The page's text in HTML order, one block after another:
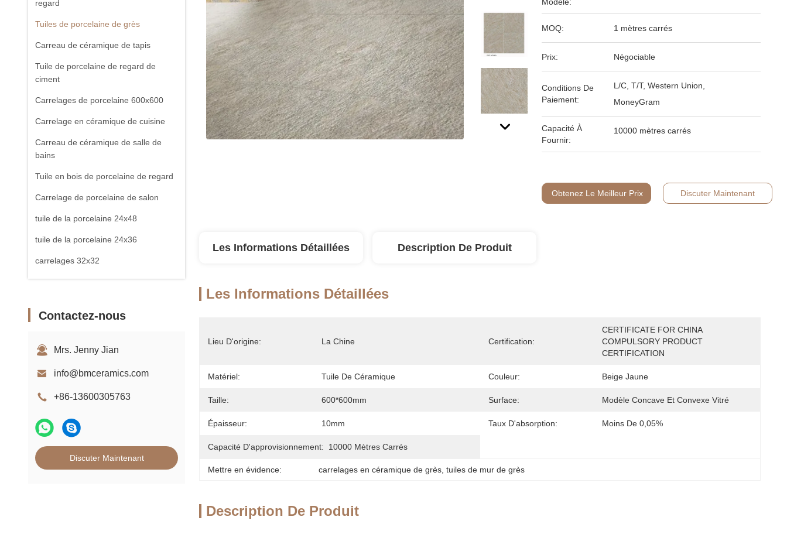
regard
Tuiles de porcelaine de grès
Carreau de céramique de tapis
Tuile de porcelaine de regard de
ciment
Carrelages de porcelaine 600x600
Carrelage en céramique de cuisine
Carreau de céramique de salle de
bains
Tuile en bois de porcelaine de regard
Carrelage de porcelaine de salon
tuile de la porcelaine 24x48
tuile de la porcelaine 24x36
carrelages 32x32
Carreau de dalle de porcelaine
Contactez-nous
Mrs. Jenny Jian
info@bmceramics.com
+86-13600305763
Discuter Maintenant
MOQ: 1 mètres carrés
Prix: Négociable
Conditions De
Paiement:
L/C, T/T, Western Union,
MoneyGram
Capacité À
Fournir:
10000 mètres carrés
Obtenez Le Meilleur Prix Discuter Maintenant
Les Informations Détaillées Description De Produit
Les Informations Détaillées
Lieu D'origine: La Chine Certification:
CERTIFICATE FOR CHINA
COMPULSORY PRODUCT
CERTIFICATION
Matériel: Tuile De Céramique Couleur: Beige Jaune
Taille: 600*600mm Surface: Modèle Concave Et Convexe Vitré
Épaisseur: 10mm Taux D'absorption: Moins De 0,05%
Capacité D'approvisionnement: 10000 Mètres Carrés
Mettre en évidence: carrelages en céramique de grès, tuiles de mur de grès
Description De Produit